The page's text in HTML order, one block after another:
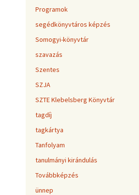
Programok
segédkönyvtáros képzés
Somogyi-könyvtár
szavazás
Szentes
SZJA
SZTE Klebelsberg Könyvtár
tagdíj
tagkártya
Tanfolyam
tanulmányi kirándulás
Továbbképzés
ünnep